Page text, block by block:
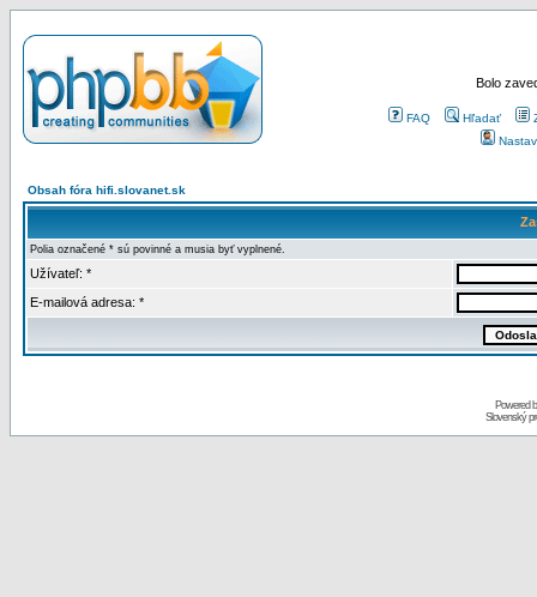
Bolo
FAQ Hľadať
Obsah fóra hifi.slovanet.sk
Polia označené * sú povinné a musia byť vyplnené.
Užívateľ: *
E-mailová adresa: *
Powered
Slovenský